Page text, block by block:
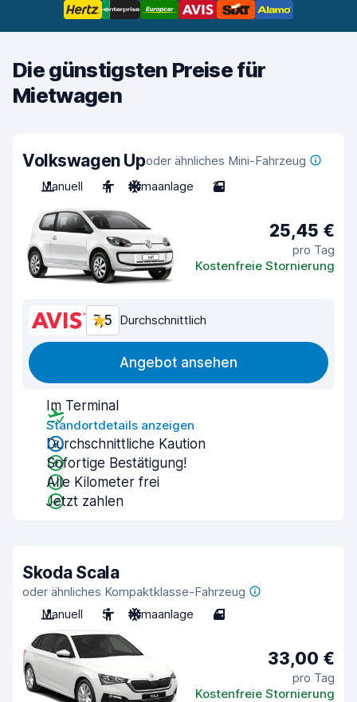
Die günstigsten Preise für
Mietwagen
Volkswagen Upoder ähnliches Mini-Fahrzeug
Manuell
4 Klimaanlage 2
25,45 €
pro Tag
Kostenfreie Stornierung
7,5 Durchschnittlich
Angebot ansehen
Im Terminal
Standortdetails anzeigen
Durchschnittliche Kaution
Sofortige Bestätigung!
Alle Kilometer frei
Jetzt zahlen
Skoda Scala
oder ähnliches Kompaktklasse-Fahrzeug
Manuell
5 Klimaanlage 4
33,00 €
pro Tag
Kostenfreie Stornierung